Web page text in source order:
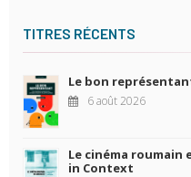
TITRES RÉCENTS
Le bon
6 août 2026
Le cinéma roumain
in Context